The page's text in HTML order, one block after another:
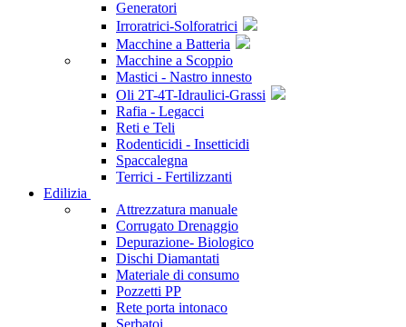
Generatori
Irroratrici-Solforatrici
Macchine a Batteria
Macchine a Scoppio
Mastici - Nastro innesto
Oli 2T-4T-Idraulici-Grassi
Rafia - Legacci
Reti e Teli
Rodenticidi - Insetticidi
Spaccalegna
Terrici - Fertilizzanti
Edilizia
Attrezzatura manuale
Corrugato Drenaggio
Depurazione- Biologico
Dischi Diamantati
Materiale di consumo
Pozzetti PP
Rete porta intonaco
Serbatoi